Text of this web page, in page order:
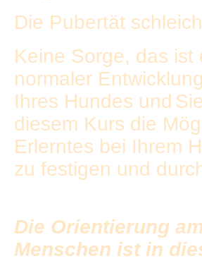
Die Pubertät
Keine Sorge, das ist
normaler
Ihres Hundes und
diesem Kurs die
Erlerntes bei Ihrem
zu festigen und
Die Orientierung
Menschen ist in